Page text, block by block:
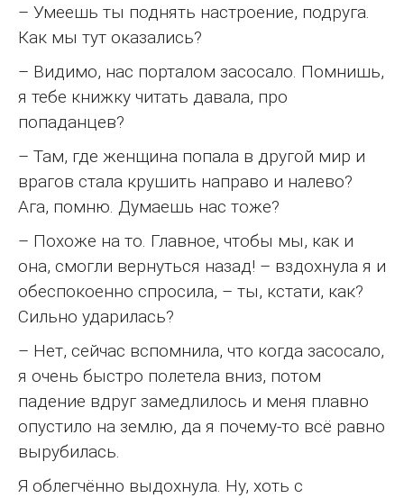
– Умеешь ты поднять настроение, подруга.
Как мы тут оказались?
– Видимо, нас порталом засосало. Помнишь,
я тебе книжку читать давала, про
попаданцев?
– Там, где женщина попала в другой мир и
врагов стала крушить направо и налево?
Ага, помню. Думаешь нас тоже?
– Похоже на то. Главное, чтобы мы, как и
она, смогли вернуться назад! – вздохнула я и
обеспокоенно спросила, – ты, кстати, как?
Сильно ударилась?
– Нет, сейчас вспомнила, что когда засосало,
я очень быстро полетела вниз, потом
падение вдруг замедлилось и меня плавно
опустило на землю, да я почему-то всё равно
вырубилась.
Я облегчённо выдохнула. Ну, хоть с